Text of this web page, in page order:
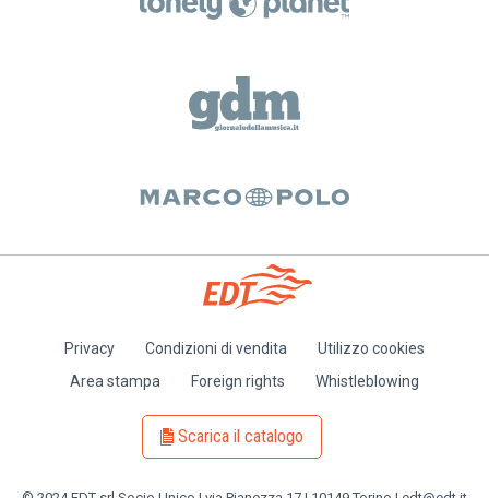
Privacy Condizioni di vendita
Utilizzo cookies
Area stampa
Foreign rights Whistleblowing
Scarica il catalogo